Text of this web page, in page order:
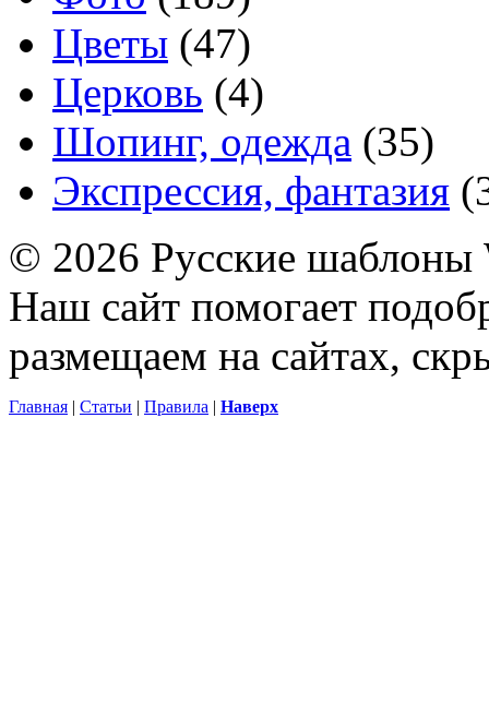
Цветы (47)
Церковь (4)
Шопинг, одежда (35)
Экспрессия, фантазия
© 2026 Русские шаблоны
Наш сайт помогает
размещаем на сайтах,
Главная | Статьи | Правила | Наверх